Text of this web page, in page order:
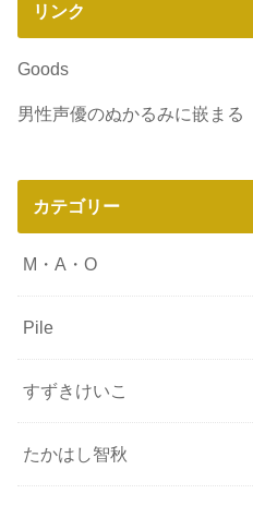
リンク
Goods
男性声優のぬかるみに嵌まる
カテゴリー
M・A・O
Pile
すずきけいこ
たかはし智秋